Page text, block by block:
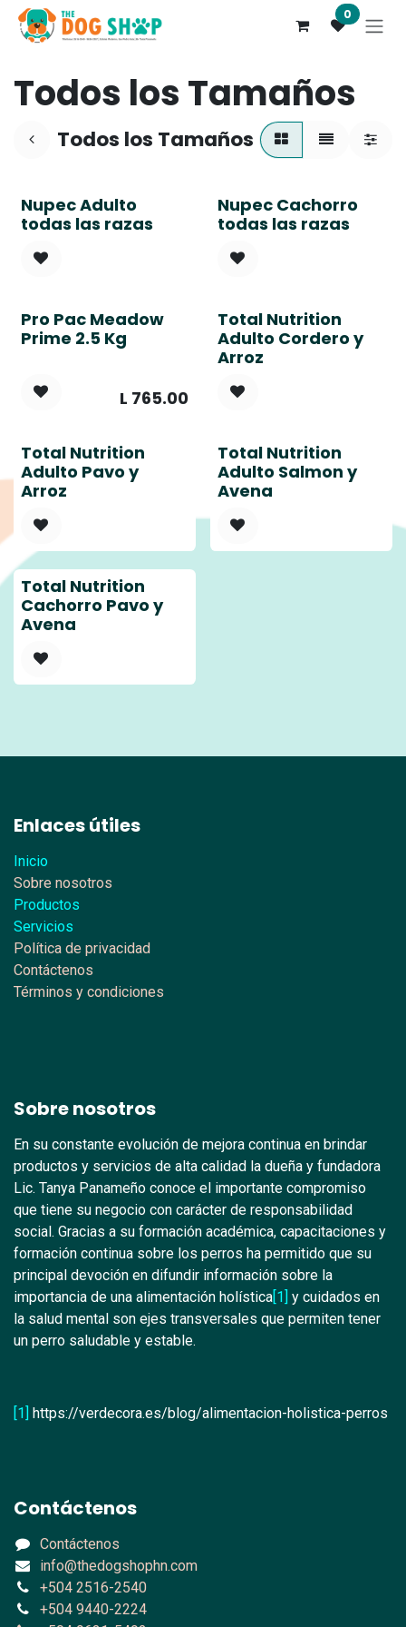
Ir al contenido 0
Todos los Tamaños
Todos los Tamaños
Nupec Adulto
todas las razas
Nupec Cachorro
todas las razas
Pro Pac Meadow
Prime 2.5 Kg
L 765.00
Total Nutrition
Adulto Cordero y
Arroz
Total Nutrition
Adulto Pavo y
Arroz
Total Nutrition
Adulto Salmon y
Avena
Total Nutrition
Cachorro Pavo y
Avena
Enlaces útiles
Inicio
Sobre nosotros
Productos
Servicios
Política de privacidad
Contáctenos
Términos y condiciones
Sobre nosotros
En su constante evolución de mejora continua en brindar
productos y servicios de alta calidad la dueña y fundadora
Lic. Tanya Panameño conoce el importante compromiso
que tiene su negocio con carácter de responsabilidad
social. Gracias a su formación académica, capacitaciones y
formación continua sobre los perros ha permitido que su
principal devoción en difundir información sobre la
importancia de una alimentación holística[1] y cuidados en
la salud mental son ejes transversales que permiten tener
un perro saludable y estable.
[1] https://verdecora.es/blog/alimentacion-holistica-perros
Contáctenos
Contáctenos
info@thedogshophn.com
+504 2516-2540
+504 9440-2224